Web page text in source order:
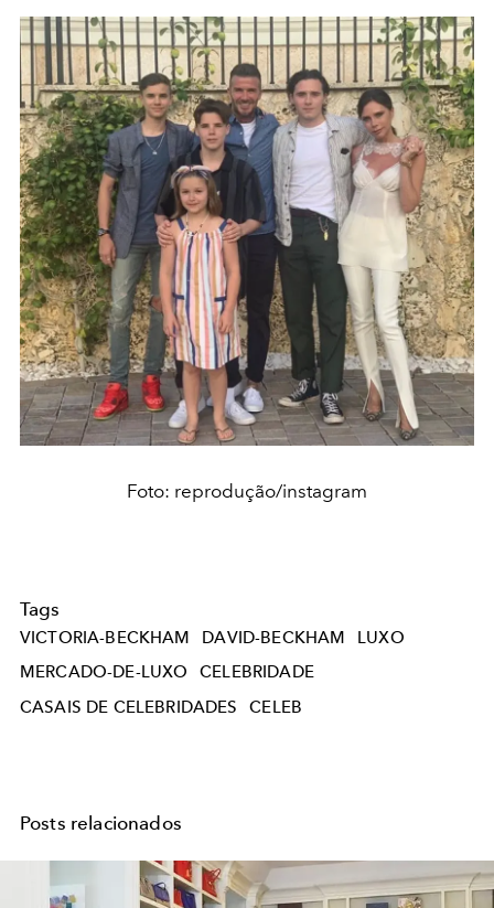
Foto: reprodução/instagram
Tags
VICTORIA-BECKHAM DAVID-BECKHAM
LUXO
MERCADO-DE-LUXO
CELEBRIDADE
CASAIS DE CELEBRIDADES
CELEB
Posts relacionados